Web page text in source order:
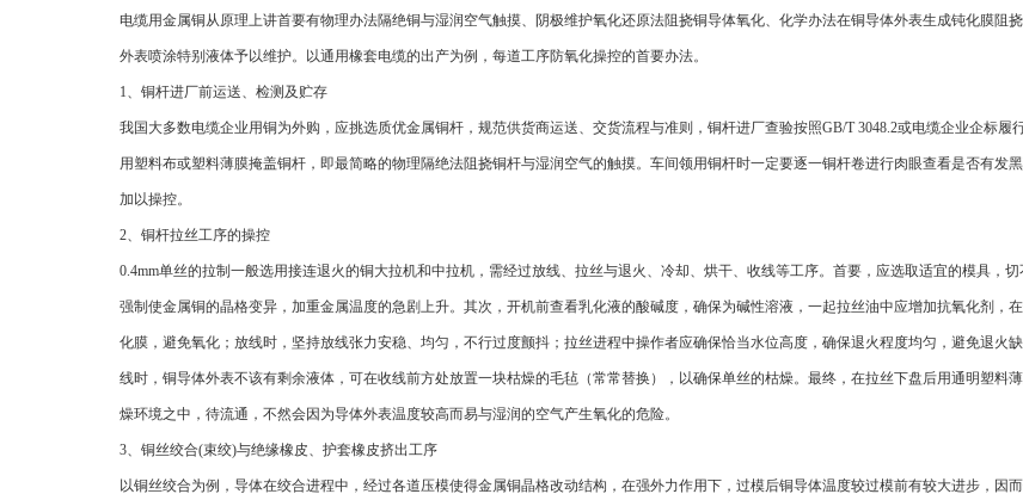
电缆用金属铜从原理上讲首要有物理办法隔绝铜与湿润空气触摸、阴极维护氧化还原法阻挠铜导体氧化、化学办法在铜导体外表生成钝化膜阻
外表喷涂特别液体予以维护。以通用橡套电缆的出产为例，每道工序防氧化操控的首要办法。
1、铜杆进厂前运送、检测及贮存
我国大多数电缆企业用铜为外购，应挑选质优金属铜杆，规范供货商运送、交货流程与准则，铜杆进厂查验按照GB/T 3048.2或电缆企业企标履
用塑料布或塑料薄膜掩盖铜杆，即最简略的物理隔绝法阻挠铜杆与湿润空气的触摸。车间领用铜杆时一定要逐一铜杆卷进行肉眼查看是否有发
加以操控。
2、铜杆拉丝工序的操控
0.4mm单丝的拉制一般选用接连退火的铜大拉机和中拉机，需经过放线、拉丝与退火、冷却、烘干、收线等工序。首要，应选取适宜的模具，
强制使金属铜的晶格变异，加重金属温度的急剧上升。其次，开机前查看乳化液的酸碱度，确保为碱性溶液，一起拉丝油中应增加抗氧化剂，
化膜，避免氧化；放线时，坚持放线张力安稳、均匀，不行过度颤抖；拉丝进程中操作者应确保恰当水位高度，确保退火程度均匀，避免退火
线时，铜导体外表不该有剩余液体，可在收线前方处放置一块枯燥的毛毡（常常替换），以确保单丝的枯燥。最终，在拉丝下盘后用通明塑料
燥环境之中，待流通，不然会因为导体外表温度较高而易与湿润的空气产生氧化的危险。
3、铜丝绞合(束绞)与绝缘橡皮、护套橡皮挤出工序
以铜丝绞合为例，导体在绞合进程中，经过各道压模使得金属铜晶格改动结构，在强外力作用下，过模后铜导体温度较过模前有较大进步，因